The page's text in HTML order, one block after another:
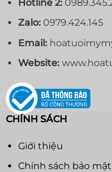
Hotline 2:
Zalo:0979.424.145
Email:
Website:
CHÍNH SÁCH
Giới thiệu
Chính sách bảo mật